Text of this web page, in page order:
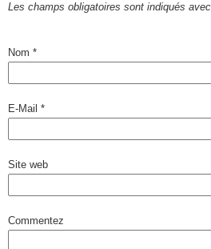
Les champs obligatoires sont indiqués avec
Nom *
E-Mail *
Site web
Commentez